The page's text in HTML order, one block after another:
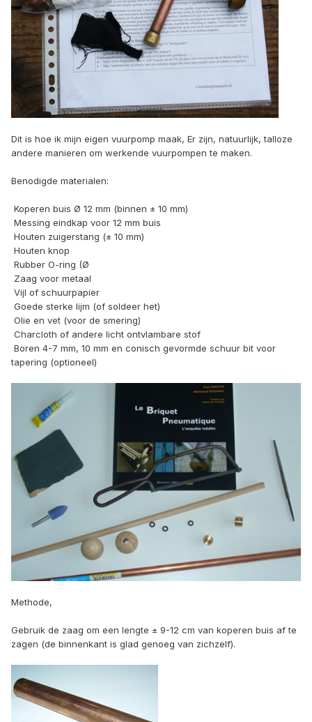
Dit is hoe ik mijn eigen vuurpomp maak, Er zijn, natuurlijk, talloze
andere manieren om werkende vuurpompen te maken.
Benodigde materialen:
 Koperen buis Ø 12 mm (binnen ± 10 mm)
 Messing eindkap voor 12 mm buis
 Houten zuigerstang (± 10 mm)
 Houten knop
 Rubber O-ring (Ø
 Zaag voor metaal
 Vijl of schuurpapier
 Goede sterke lijm (of soldeer het)
 Olie en vet (voor de smering)
 Charcloth of andere licht ontvlambare stof
 Boren 4-7 mm, 10 mm en conisch gevormde schuur bit voor
tapering (optioneel)
Methode,
Gebruik de zaag om een lengte ± 9-12 cm van koperen buis af te
zagen (de binnenkant is glad genoeg van zichzelf).